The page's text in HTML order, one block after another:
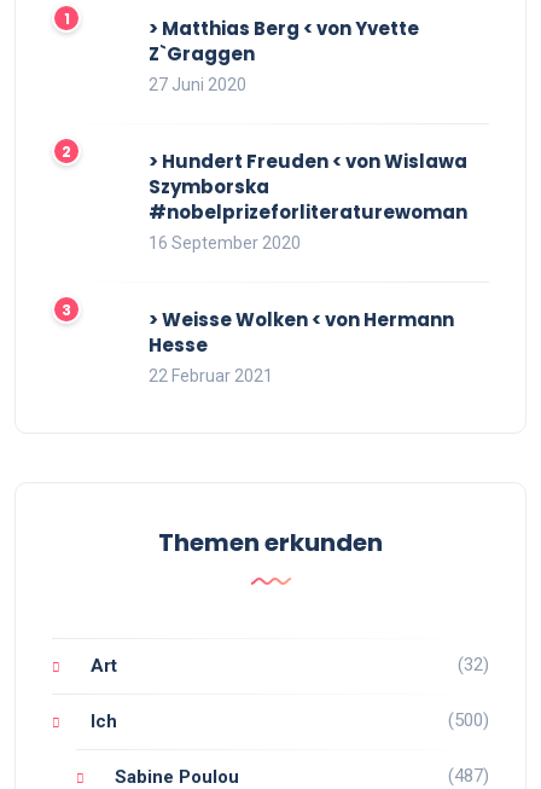
> Matthias Berg < von Yvette
Z`Graggen
27 Juni 2020
> Hundert Freuden < von Wislawa
Szymborska
#nobelprizeforliteraturewoman
16 September 2020
> Weisse Wolken < von Hermann
Hesse
22 Februar 2021
Themen erkunden
Art (32)
Ich (500)
Sabine Poulou (487)